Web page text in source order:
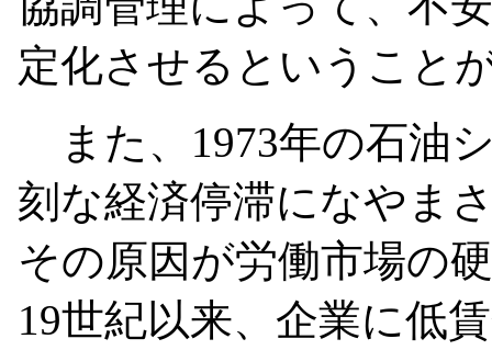
定化させるということ
また、1973年の石油
刻な経済停滞になやま
その原因が労働市場の
19世紀以来、企業に低